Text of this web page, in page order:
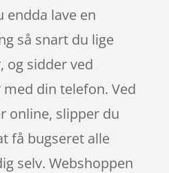
lave en
så snart du lige
og sidder ved
din telefon. Ved
online, slipper du
få bugseret alle
selv. Webshoppen